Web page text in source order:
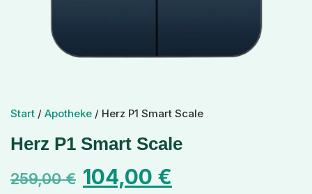
Start / Apotheke / Herz P1 Smart Scale
Herz P1 Smart Scale
259,00€ 104,00 €